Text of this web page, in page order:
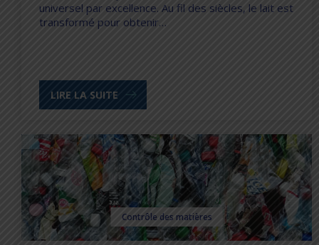
universel par excellence. Au fil des siècles, le lait est
transformé pour obtenir…
LIRE LA SUITE
Contrôle des matières